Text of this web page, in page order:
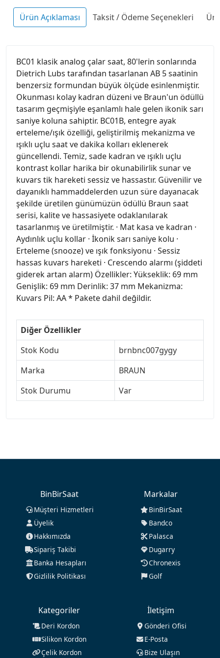
Ürün Açıklaması Taksit / Ödeme Seçenekleri
BC01 klasik analog çalar saat, 80'lerin sonlarında
Dietrich Lubs tarafından tasarlanan AB 5 saatinin
benzersiz formundan büyük ölçüde esinlenmiştir.
Okunması kolay kadran düzeni ve Braun'un ödüllü
tasarım geçmişiyle eşanlamlı hale gelen ikonik sarı
saniye koluna sahiptir. BC01B, entegre ayak
erteleme/ışık özelliği, geliştirilmiş mekanizma ve
ışıklı uçlu saat ve dakika kolları eklenerek
güncellendi. Temiz, sade kadran ve ışıklı uçlu
kontrast kollar harika bir okunabilirlik sunar ve
kuvars tik hareketi sessiz ve hassastır. Güvenilir ve
dayanıklı hammaddelerden uzun süre dayanacak
şekilde üretilen günümüzün ödüllü Braun saat
serisi, kalite ve hassasiyete odaklanılarak
tasarlanmış ve üretilmiştir. · Mat kasa ve kadran ·
Aydınlık uçlu kollar · İkonik sarı saniye kolu ·
Erteleme (snooze) ve ışık fonksiyonu · Sessiz
hassas kuvars hareketi · Crescendo alarmı (şiddeti
giderek artan alarm) Özellikler: Yükseklik: 69 mm
Genişlik: 69 mm Derinlik: 37 mm Mekanizma:
Kuvars Pil: AA * Pakete dahil değildir.
Diğer Özellikler
Stok Kodu
brnbnc007gygy
Marka
BRAUN
Stok Durumu
Var
BinBirSaat
Müşteri Hizmetleri
Üyelik
Hakkımızda
Sipariş Takibi
Banka Hesapları
Gizlilik Politikası
Markalar
BinBirSaat
Bandco
Palasca
Dugarry
Chronexis
Golf
Kategoriler
Deri Kordon
Silikon Kordon
Çelik Kordon
İletişim
Gönderi Ofisi
E-Posta
Bize Ulaşın